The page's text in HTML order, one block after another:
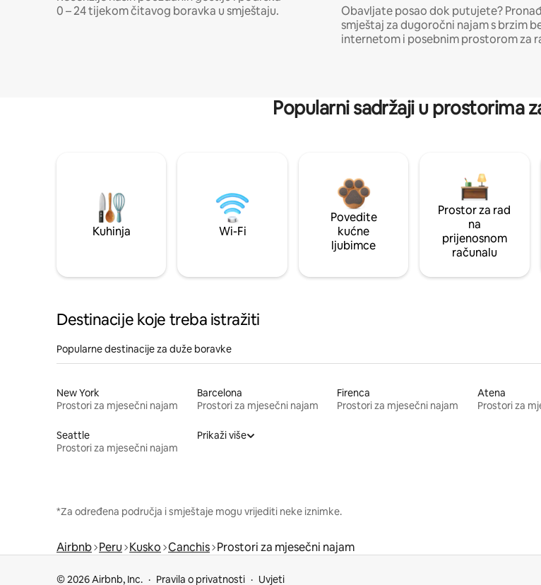
0 – 24 tijekom čitavog boravka u smještaju.
Obavljate posao dok putujete?
smještaj za dugoročni najam s brzim
internetom i posebnim prostorom za
Popularni sadržaji u prostorima
Kuhinja Wi-Fi
Povedite
kućne
ljubimce
Prostor za rad
na
prijenosnom
računalu
Destinacije koje treba istražiti
Popularne destinacije za duže boravke
New York
Prostori za mjesečni najam
Barcelona
Prostori za mjesečni najam
Firenca
Prostori za mjesečni najam
Atena
Prostori za
Seattle
Prostori za mjesečni najam
Prikaži više
*Za određena područja i smještaje mogu vrijediti neke iznimke.
Airbnb Peru Kusko Canchis Prostori za mjesečni najam
© 2026 Airbnb, Inc. Pravila o privatnosti Uvjeti